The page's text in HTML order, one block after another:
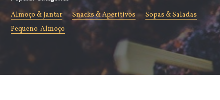
Almoço & Jantar Snacks & Aperitivos
Sopas & Saladas
Pequeno-Almoço